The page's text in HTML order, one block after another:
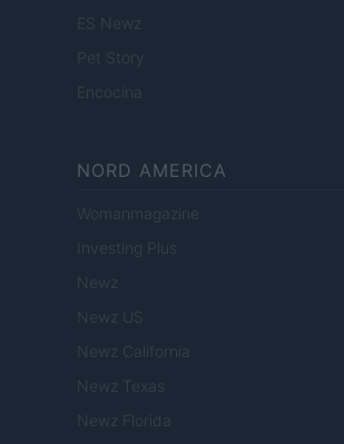
ES Newz
Pet Story
Encocina
NORD AMERICA
Womanmagazine
Investing Plus
Newz
Newz US
Newz California
Newz Texas
Newz Florida